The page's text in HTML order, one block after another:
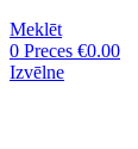
Meklēt
0 Preces €0.00
Izvēlne